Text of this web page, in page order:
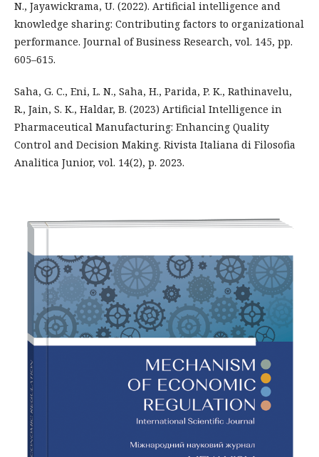
N., Jayawickrama, U. (2022). Artificial intelligence and
knowledge sharing: Contributing factors to organizational
performance. Journal of Business Research, vol. 145, pp.
605–615.
Saha, G. C., Eni, L. N., Saha, H., Parida, P. K., Rathinavelu,
R., Jain, S. K., Haldar, B. (2023) Artificial Intelligence in
Pharmaceutical Manufacturing: Enhancing Quality
Control and Decision Making. Rivista Italiana di Filosofia
Analitica Junior, vol. 14(2), p. 2023.